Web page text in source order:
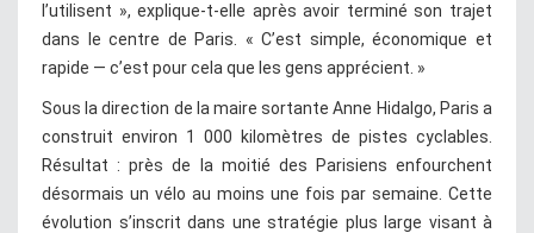
l’utilisent », explique-t-elle après avoir terminé son trajet
dans le centre de Paris. « C’est simple, économique et
rapide — c’est pour cela que les gens apprécient. »
Sous la direction de la maire sortante Anne Hidalgo, Paris a
construit environ 1 000 kilomètres de pistes cyclables.
Résultat : près de la moitié des Parisiens enfourchent
désormais un vélo au moins une fois par semaine. Cette
évolution s’inscrit dans une stratégie plus large visant à